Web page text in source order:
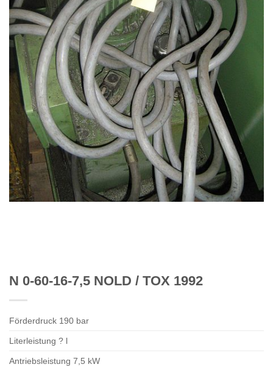
N 0-60-16-7,5 NOLD / TOX 1992
Förderdruck 190 bar
Literleistung ? l
Antriebsleistung 7,5 kW